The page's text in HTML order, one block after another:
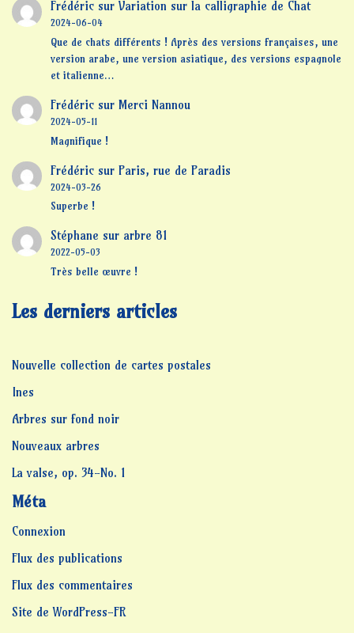
Frédéricsur Variation sur la calligraphie de Chat
2024-06-04
Que de chats différents ! Après des versions françaises, une
version arabe, une version asiatique, des versions espagnole
et italienne…
Frédéricsur Merci Nannou
2024-05-11
Magnifique !
Frédéricsur Paris, rue de Paradis
2024-03-26
Superbe !
Stéphane sur arbre 81
2022-05-03
Très belle œuvre !
Les derniers articles
Nouvelle collection de cartes postales
Ines
Arbres sur fond noir
Nouveaux arbres
La valse, op. 34-No. 1
Méta
Connexion
Flux des publications
Flux des commentaires
Site de WordPress-FR